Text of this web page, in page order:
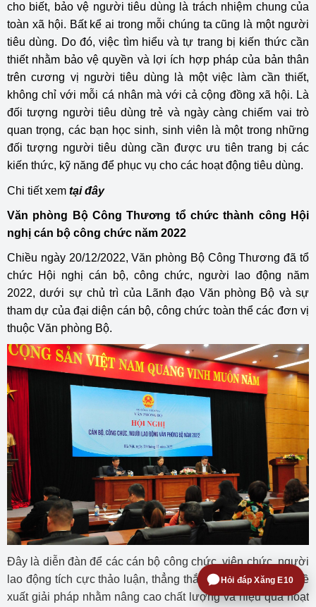
cho biết, bảo vệ người tiêu dùng là trách nhiệm chung của
toàn xã hội. Bất kể ai trong mỗi chúng ta cũng là một người
tiêu dùng. Do đó, việc tìm hiểu và tự trang bị kiến thức cần
thiết nhằm bảo vệ quyền và lợi ích hợp pháp của bản thân
trên cương vị người tiêu dùng là một việc làm cần thiết,
không chỉ với mỗi cá nhân mà với cả cộng đồng xã hội. Là
đối tượng người tiêu dùng trẻ và ngày càng chiếm vai trò
quan trọng, các bạn học sinh, sinh viên là một trong những
đối tượng người tiêu dùng cần được ưu tiên trang bị các
kiến thức, kỹ năng để phục vụ cho các hoạt động tiêu dùng.
Chi tiết xem tại đây
Văn phòng Bộ Công Thương tổ chức thành công Hội
nghị cán bộ công chức năm 2022
Chiều ngày 20/12/2022, Văn phòng Bộ Công Thương đã tổ
chức Hội nghị cán bộ, công chức, người lao động năm
2022, dưới sự chủ trì của Lãnh đạo Văn phòng Bộ và sự
tham dự của đại diện cán bộ, công chức toàn thể các đơn vị
thuộc Văn phòng Bộ.
Đây là diễn đàn để các cán bộ công chức, viên chức, người
lao động tích cực thảo luận, thẳng thắn đóng góp ý kiến, đề
xuất giải pháp nhằm nâng cao chất lượng và hiệu quả hoạt
Hỏi đáp Xăng E10